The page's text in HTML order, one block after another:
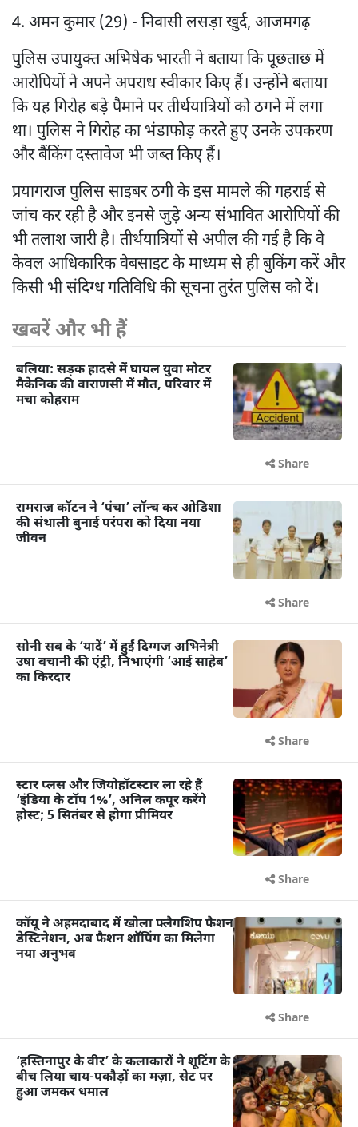
4. अमन कुमार (29) - निवासी लसड़ा खुर्द, आजमगढ़
पुलिस उपायुक्त अभिषेक भारती ने बताया कि पूछताछ में
आरोपियों ने अपने अपराध स्वीकार किए हैं। उन्होंने बताया
कि यह गिरोह बड़े पैमाने पर तीर्थयात्रियों को ठगने में लगा
था। पुलिस ने गिरोह का भंडाफोड़ करते हुए उनके उपकरण
और बैंकिंग दस्तावेज भी जब्त किए हैं।
प्रयागराज पुलिस साइबर ठगी के इस मामले की गहराई से
जांच कर रही है और इनसे जुड़े अन्य संभावित आरोपियों की
भी तलाश जारी है। तीर्थयात्रियों से अपील की गई है कि वे
केवल आधिकारिक वेबसाइट के माध्यम से ही बुकिंग करें और
किसी भी संदिग्ध गतिविधि की सूचना तुरंत पुलिस को दें।
खबरें और भी हैं
बलिया: सड़क हादसे में घायल युवा मोटर
मैकेनिक की वाराणसी में मौत, परिवार में
मचा कोहराम
Share
रामराज कॉटन ने ‘पंचा’ लॉन्च कर ओडिशा
की संथाली बुनाई परंपरा को दिया नया
जीवन
Share
सोनी सब के ‘यादें’ में हुईं दिग्गज अभिनेत्री
उषा बचानी की एंट्री, निभाएंगी ‘आई साहेब’
का किरदार
Share
स्टार प्लस और जियोहॉटस्टार ला रहे हैं
‘इंडिया के टॉप 1%’, अनिल कपूर करेंगे
होस्ट; 5 सितंबर से होगा प्रीमियर
Share
कॉयू ने अहमदाबाद में खोला फ्लैगशिप फैशन
डेस्टिनेशन, अब फैशन शॉपिंग का मिलेगा
नया अनुभव
Share
‘हस्तिनापुर के वीर’ के कलाकारों ने शूटिंग के
बीच लिया चाय-पकौड़ों का मज़ा, सेट पर
हुआ जमकर धमाल